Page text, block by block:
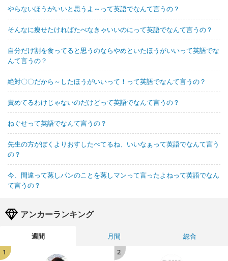
やらないほうがいいと思うよ～って英語でなんて言うの？
そんなに痩せたければたべなきゃいいのにって英語でなんて言うの？
自分だけ割を食ってると思うのならやめといたほうがいいって英語でな
んて言うの？
絶対〇〇だから～したほうがいいって！って英語でなんて言うの？
責めてるわけじゃないのだけどって英語でなんて言うの？
ねぐせって英語でなんて言うの？
先生の方がぼくよりおすしたべてるね、いいなぁって英語でなんて言う
の？
今、間違って蒸しパンのことを蒸しマンって言ったよねって英語でなん
て言うの？
アンカーランキング
週間 月間
総合
1
2